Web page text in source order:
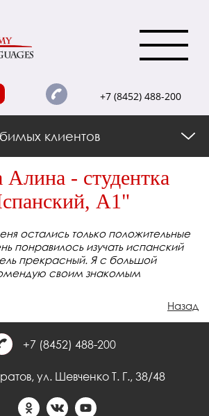
+7 (8452) 488-200
клиентов
Алина - студентка
А1"
остались только положительные
понравилось изучать испанский
прекрасный. Я с большой
своим знакомым
Назад
+7 (8452) 488-200
ул. Шевченко Т. Г., 38/48